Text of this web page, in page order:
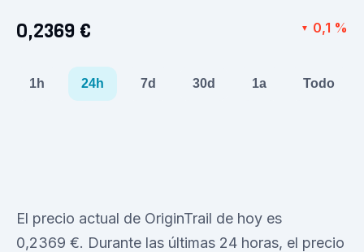
0,2369 € ▼ 0,1 %
1h 24h 7d 30d 1a Todo
El precio actual de OriginTrail de hoy es
0,2369 €. Durante las últimas 24 horas, el precio